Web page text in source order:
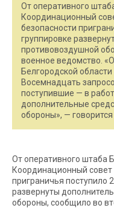
От оперативного
Координационный
безопасности
группировке
противовоздушной
военное ведомство.
Белгородской
Восемнадцать
поступившие — в
дополнительные
обороны», —
От оперативного штаба
Координационный
приграничья поступило
развернуты
обороны, сообщило во